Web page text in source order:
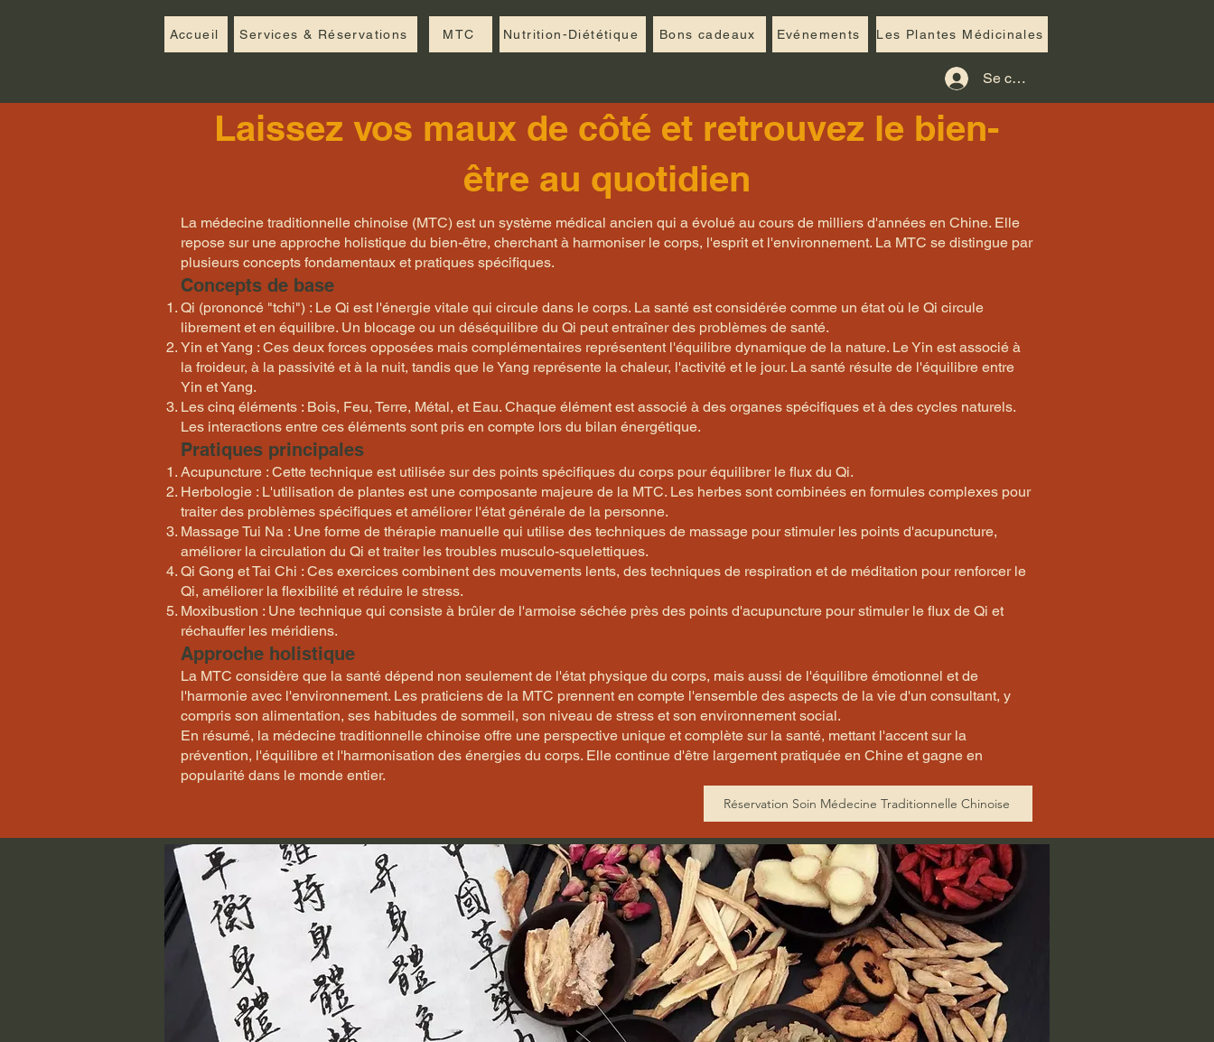
Accueil Services & Réservations MTC Nutrition-Diététique Bons cadeaux Evénements Les Plantes Médicinales
Se connecter
Laissez vos maux de côté et retrouvez le bien-
être au quotidien
La médecine traditionnelle chinoise (MTC) est un système médical ancien qui a évolué au cours de milliers d'années en Chine. Elle
repose sur une approche holistique du bien-être, cherchant à harmoniser le corps, l'esprit et l'environnement. La MTC se distingue par
plusieurs concepts fondamentaux et pratiques spécifiques.
Concepts de base
Qi (prononcé "tchi") : Le Qi est l'énergie vitale qui circule dans le corps. La santé est considérée comme un état où le Qi circule
librement et en équilibre. Un blocage ou un déséquilibre du Qi peut entraîner des problèmes de santé.
Yin et Yang : Ces deux forces opposées mais complémentaires représentent l'équilibre dynamique de la nature. Le Yin est associé à
la froideur, à la passivité et à la nuit, tandis que le Yang représente la chaleur, l'activité et le jour. La santé résulte de l'équilibre entre
Yin et Yang.
Les cinq éléments : Bois, Feu, Terre, Métal, et Eau. Chaque élément est associé à des organes spécifiques et à des cycles naturels.
Les interactions entre ces éléments sont pris en compte lors du bilan énergétique.
Pratiques principales
Acupuncture : Cette technique est utilisée sur des points spécifiques du corps pour équilibrer le flux du Qi.
Herbologie : L'utilisation de plantes est une composante majeure de la MTC. Les herbes sont combinées en formules complexes pour
traiter des problèmes spécifiques et améliorer l'état générale de la personne.
Massage Tui Na : Une forme de thérapie manuelle qui utilise des techniques de massage pour stimuler les points d'acupuncture,
améliorer la circulation du Qi et traiter les troubles musculo-squelettiques.
Qi Gong et Tai Chi : Ces exercices combinent des mouvements lents, des techniques de respiration et de méditation pour renforcer le
Qi, améliorer la flexibilité et réduire le stress.
Moxibustion : Une technique qui consiste à brûler de l'armoise séchée près des points d'acupuncture pour stimuler le flux de Qi et
réchauffer les méridiens.
Approche holistique
La MTC considère que la santé dépend non seulement de l'état physique du corps, mais aussi de l'équilibre émotionnel et de
l'harmonie avec l'environnement. Les praticiens de la MTC prennent en compte l'ensemble des aspects de la vie d'un consultant, y
compris son alimentation, ses habitudes de sommeil, son niveau de stress et son environnement social.
En résumé, la médecine traditionnelle chinoise offre une perspective unique et complète sur la santé, mettant l'accent sur la
prévention, l'équilibre et l'harmonisation des énergies du corps. Elle continue d'être largement pratiquée en Chine et gagne en
popularité dans le monde entier.
Réservation Soin Médecine Traditionnelle Chinoise